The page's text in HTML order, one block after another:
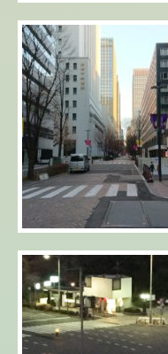
2019年01月03
1月3日(木)静かな
2019年01月02
２日から生放